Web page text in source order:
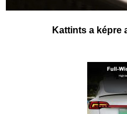
Kattints a képre